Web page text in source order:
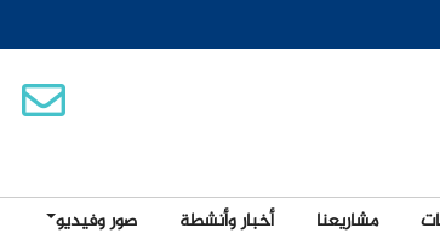
مشاريعنا أخبار وأنشطة صور وفيديو